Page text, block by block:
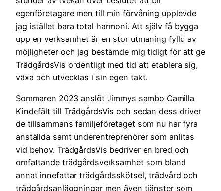
egenföretagare men till min förvåning upplevde
jag istället bara total harmoni. Att själv få bygga
upp en verksamhet är en stor utmaning fylld av
möjligheter och jag bestämde mig tidigt för att ge
TrädgårdsVis ordentligt med tid att etablera sig,
växa och utvecklas i sin egen takt.
Sommaren 2023 anslöt Jimmys sambo Camilla
Kindefält till TrädgårdsVis och sedan dess driver
de tillsammans familjeföretaget som nu har fyra
anställda samt underentreprenörer som anlitas
vid behov. TrädgårdsVis bedriver en bred och
omfattande trädgårdsverksamhet som bland
annat innefattar trädgårdsskötsel, trädvård och
trädgårdsanläggningar men även tjänster som